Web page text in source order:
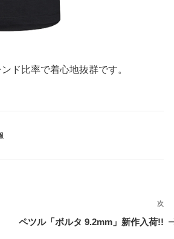
ド比率で着心地抜群です。
次
の
次
ペツル「ボルタ 9.2mm」新作入荷!!